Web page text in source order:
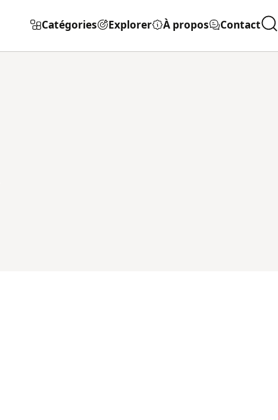
Catégories Explorer À propos Contact